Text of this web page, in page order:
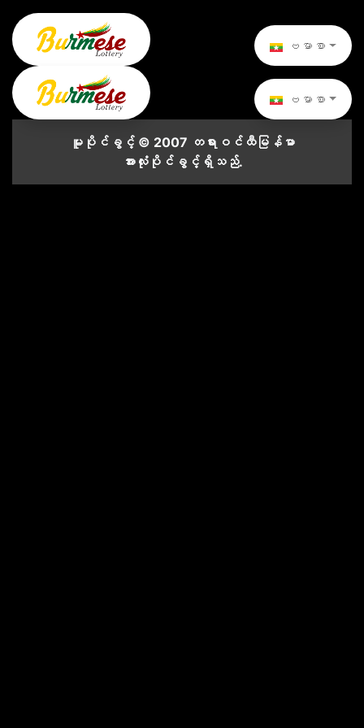
ဗမာစာ
ဗမာစာ
မူပိုင်ခွင့် © 2007 တရားဝင်ထီမြန်မာ
အားလုံးပိုင်ခွင့်ရှိသည်.